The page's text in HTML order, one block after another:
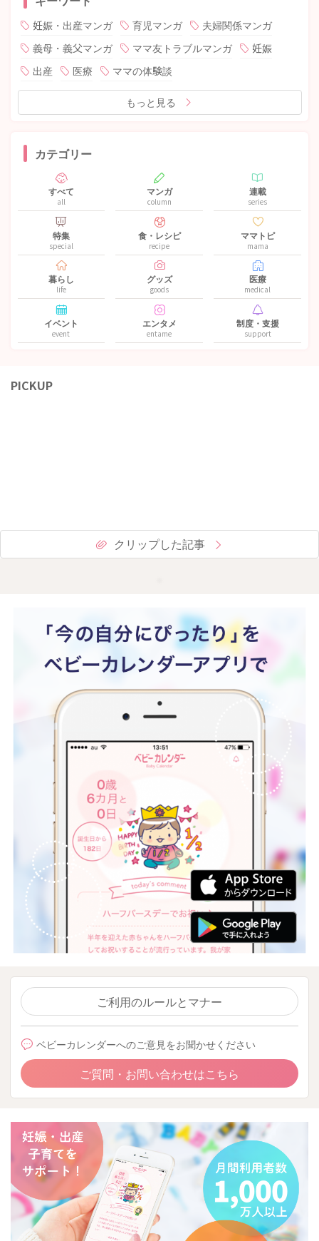
妊娠・出産マンガ 育児マンガ
夫婦関係マンガ
義母・義父マンガ
ママ友トラブルマンガ
妊娠
出産
医療 ママの体験談
もっと見る
カテゴリー
すべて
all
マンガ
column
連載
series
特集
special
食・レシピ
recipe
ママトピ
mama
暮らし
life
グッズ
goods
医療
medical
イベント
event
エンタメ
entame
制度・支援
support
PICKUP
クリップした記事
ご利用のルールとマナー
ベビーカレンダーへのご意見をお聞かせください
ご質問・お問い合わせはこちら